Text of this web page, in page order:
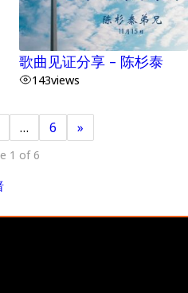
歌曲见证分享 – 陈杉泰
143views
… 6 »
1 of 6